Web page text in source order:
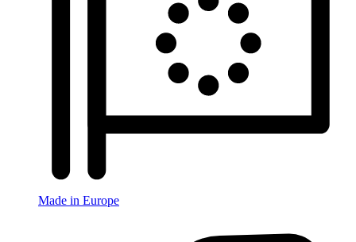
Made in Europe